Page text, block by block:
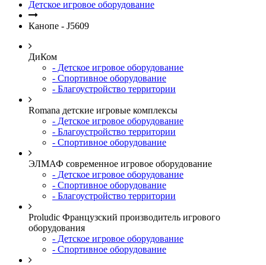
Детское игровое оборудование
Канопе - J5609
ДиКом
- Детское игровое оборудование
- Спортивное оборудование
- Благоустройство территории
Romana детские игровые комплексы
- Детское игровое оборудование
- Благоустройство территории
- Спортивное оборудование
ЭЛМАФ современное игровое оборудование
- Детское игровое оборудование
- Спортивное оборудование
- Благоустройство территории
Proludic Французский производитель игрового
оборудования
- Детское игровое оборудование
- Спортивное оборудование